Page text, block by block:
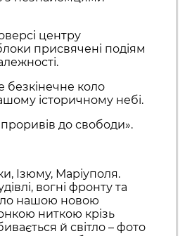
центру
присвячені подіям
безкінечне коло
історичному небі.
до свободи».
Ізюму, Маріуполя.
вогні фронту та
нашою новою
ниткою крізь
й світло – фото